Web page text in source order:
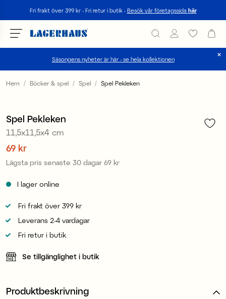
Fri frakt över 399 kr - Fri retur i butik - Besök vår företagssida här
Säsongens nyheter är här - se hela kollektionen
Välj språk / valuta
FI / EUR
SE / SEK
Hem Böcker & spel Spel Spel Pekleken
Spel Pekleken
11,5x11,5x4 cm
Pris:69 kr
69 kr
Lägsta pris senaste 30 dagar Pris:
69 kr
I lager online
Fri frakt över 399 kr
Leverans 2-4 vardagar
Fri retur i butik
Se tillgänglighet i butik
Produktbeskrivning